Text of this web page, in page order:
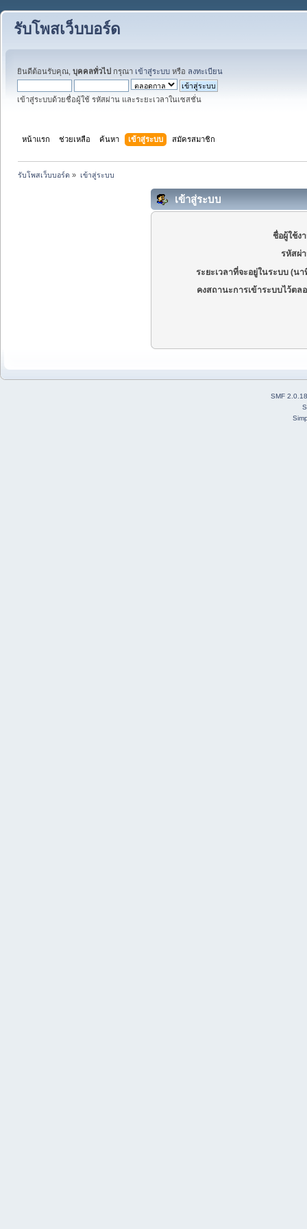
รับโพสเว็บบอร์ด
ยินดีต้อนรับคุณ, บุคคลทั่วไป กรุณา เข้าสู่ระบบ หรือ ลงทะเบียน
เข้าสู่ระบบด้วยชื่อผู้ใช้ รหัสผ่าน และระยะเวลาในเซสชั่น
หน้าแรก ช่วยเหลือ ค้นหา เข้าสู่ระบบ สมัครสมาชิก
รับโพสเว็บบอร์ด » เข้าสู่ระบบ
เข้าสู่ระบบ
ชื่อผู้ใช้ง
รหัสผ่
ระยะเวลาที่จะอยู่ในระบบ (นา
คงสถานะการเข้าระบบไว้ตล
SMF 2.0.18